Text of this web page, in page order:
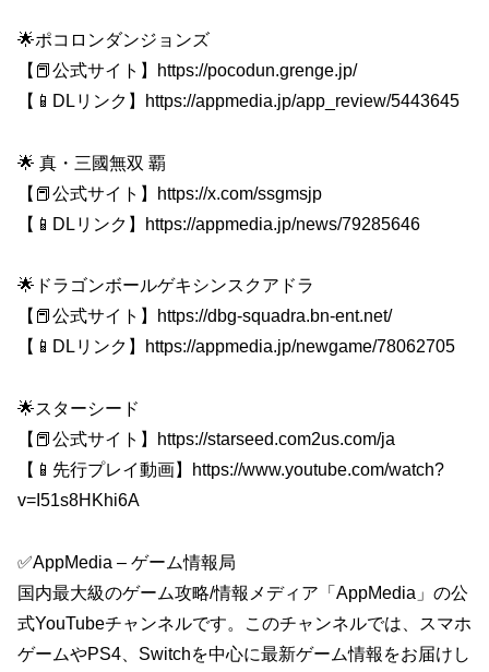
🌟ポコロンダンジョンズ
【📕公式サイト】https://pocodun.grenge.jp/
【📱DLリンク】https://appmedia.jp/app_review/5443645
🌟 真・三國無双 覇
【📕公式サイト】https://x.com/ssgmsjp
【📱DLリンク】https://appmedia.jp/news/79285646
🌟ドラゴンボールゲキシンスクアドラ
【📕公式サイト】https://dbg-squadra.bn-ent.net/
【📱DLリンク】https://appmedia.jp/newgame/78062705
🌟スターシード
【📕公式サイト】https://starseed.com2us.com/ja
【📱先行プレイ動画】https://www.youtube.com/watch?
v=I51s8HKhi6A
✅AppMedia – ゲーム情報局
国内最大級のゲーム攻略/情報メディア「AppMedia」の公
式YouTubeチャンネルです。このチャンネルでは、スマホ
ゲームやPS4、Switchを中心に最新ゲーム情報をお届けし